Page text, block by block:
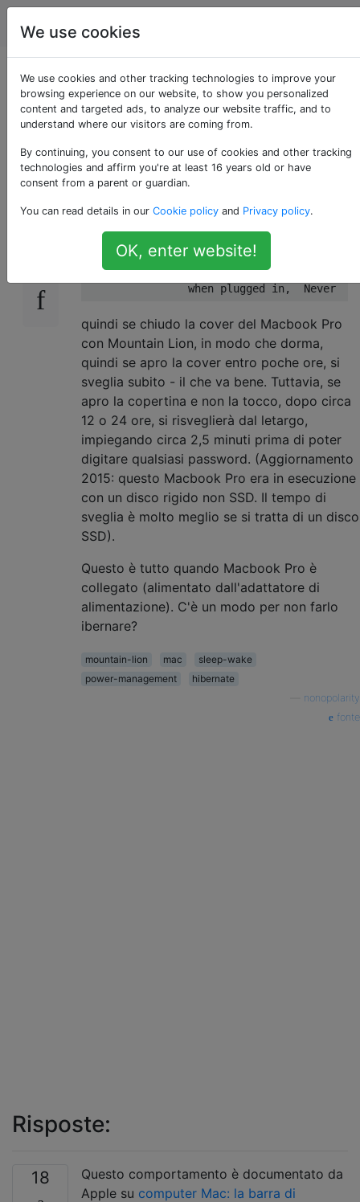
Apple
Come rendere un
Mac (Macbook Pro)
non in letargo?
12
L'ho già impostato in Risparmio energia delle
Preferenze di Sistema
Computer sleep: on Battery Power, Never
quindi se chiudo la cover del Macbook Pro
con Mountain Lion, in modo che dorma,
quindi se apro la cover entro poche ore, si
sveglia subito - il che va bene. Tuttavia, se
apro la copertina e non la tocco, dopo circa
12 o 24 ore, si risveglierà dal letargo,
impiegando circa 2,5 minuti prima di poter
digitare qualsiasi password. (Aggiornamento
2015: questo Macbook Pro era in esecuzione
con un disco rigido non SSD. Il tempo di
sveglia è molto meglio se si tratta di un disco
SSD).
Questo è tutto quando Macbook Pro è
collegato (alimentato dall'adattatore di
alimentazione). C'è un modo per non farlo
ibernare?
mountain-lion mac
sleep-wake
power-management
hibernate
nonopolarity
fonte
Risposte:
18
Questo comportamento è documentato da
Apple su computer Mac: la barra di
We use cookies
We use cookies and other tracking technologies to improve your
browsing experience on our website, to show you personalized
content and targeted ads, to analyze our website traffic, and to
understand where our visitors are coming from.
By continuing, you consent to our use of cookies and other tracking
technologies and affirm you're at least 16 years old or have
consent from a parent or guardian.
You can read details in our Cookie policy and Privacy policy.
OK, enter website!